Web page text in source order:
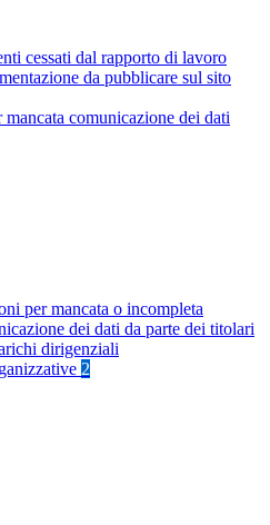
cessati dal rapporto di lavoro
da pubblicare sul sito
mancata comunicazione dei dati
per mancata o incompleta
dei dati da parte dei titolari
dirigenziali
2